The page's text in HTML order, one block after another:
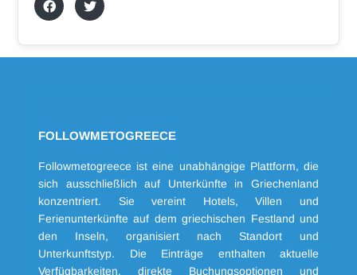
FOLLOWMETOGREECE
Followmetogreece ist eine unabhängige Plattform, die
sich ausschließlich auf Unterkünfte in Griechenland
konzentriert. Sie vereint Hotels, Villen und
Ferienunterkünfte auf dem griechischen Festland und
den Inseln, organisiert nach Standort und
Unterkunftstyp. Die Einträge enthalten aktuelle
Verfügbarkeiten, direkte Buchungsoptionen und